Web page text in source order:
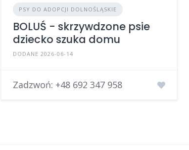
PSY DO ADOPCJI DOLNOŚLĄSKIE
BOLUŚ - skrzywdzone psie
dziecko szuka domu
DODANE 2026-06-14
Zadzwoń: +48 692 347 958